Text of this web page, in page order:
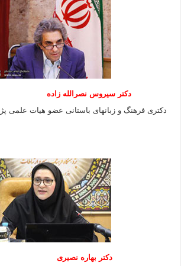
دکتر سیروس نصرالله زاده
دکتری فرهنگ و زبانهای باستانی عضو هیات علمی
دکتر بهاره نصیری